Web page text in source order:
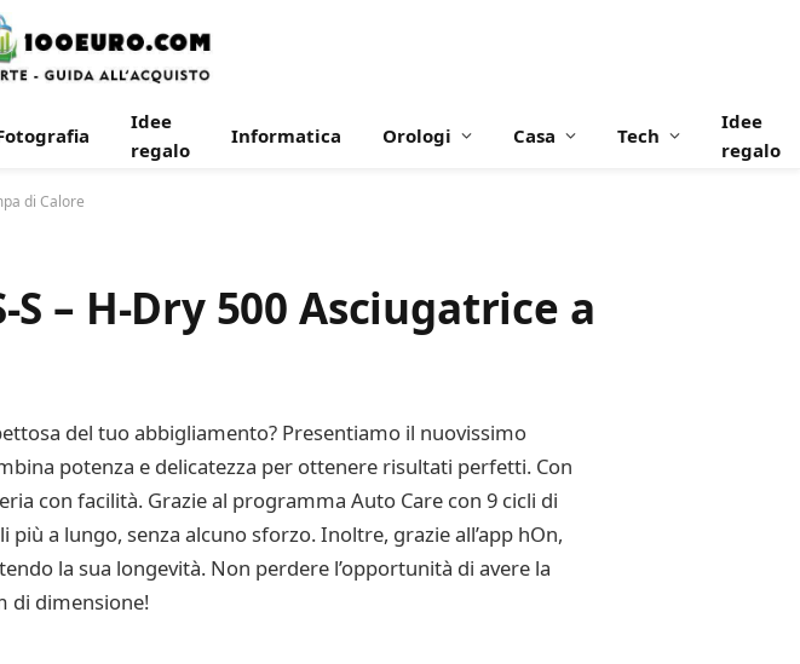
Idee
regalo
Informatica Orologi Casa Tech
Idee
regalo
di Calore
S – H-Dry 500 Asciugatrice a
del tuo abbigliamento? Presentiamo il nuovissimo
potenza e delicatezza per ottenere risultati perfetti. Con
con facilità. Grazie al programma Auto Care con 9 cicli di
a lungo, senza alcuno sforzo. Inoltre, grazie all’app hOn,
la sua longevità. Non perdere l’opportunità di avere la
di dimensione!